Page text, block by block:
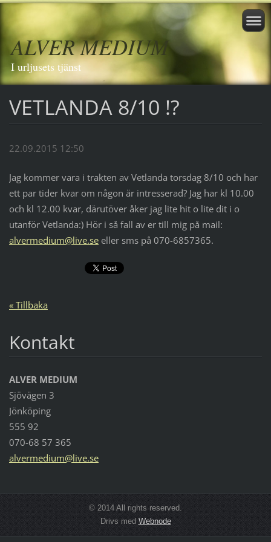
ALVER MEDIUM
I urljusets tjänst
VETLANDA 8/10 !?
22.09.2015 12:50
Jag kommer vara i trakten av Vetlanda torsdag 8/10 och har
ett par tider kvar om någon är intresserad? Jag har kl 10.00
och kl 12.00 kvar, därutöver åker jag lite hit o lite dit i o
utanför Vetlanda:) Hör i så fall av er till mig på mail:
alvermedium@live.seeller sms på 070-6857365.
« Tillbaka
Kontakt
ALVER MEDIUM
Sjövägen 3
Jönköping
555 92
070-68 57 365
alvermedium@live.se
© 2014 All rights reserved.
Drivs med Webnode